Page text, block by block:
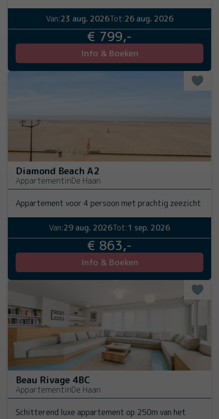
Van:23 aug. 2026Tot:26 aug. 2026
€ 799,-
Info & Boeken
Diamond Beach A2
AppartementinDe Haan
Appartement voor 4 persoon met prachtig zeezicht
Van:29 aug. 2026Tot:1 sep. 2026
€ 863,-
Info & Boeken
Beau Rivage 4BC
AppartementinDe Haan
Schitterend luxe appartement op 250m van het